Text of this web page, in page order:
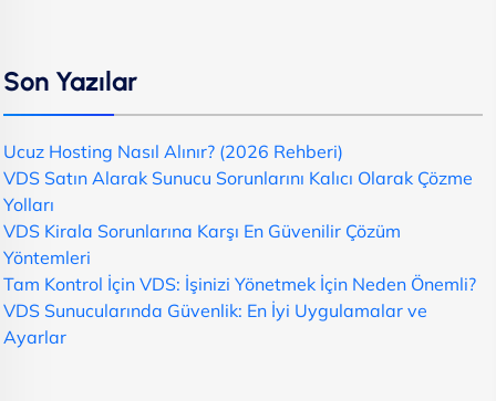
Son Yazılar
Ucuz Hosting Nasıl Alınır? (2026 Rehberi)
VDS Satın Alarak Sunucu Sorunlarını Kalıcı Olarak Çözme
Yolları
VDS Kirala Sorunlarına Karşı En Güvenilir Çözüm
Yöntemleri
Tam Kontrol İçin VDS: İşinizi Yönetmek İçin Neden Önemli?
VDS Sunucularında Güvenlik: En İyi Uygulamalar ve
Ayarlar